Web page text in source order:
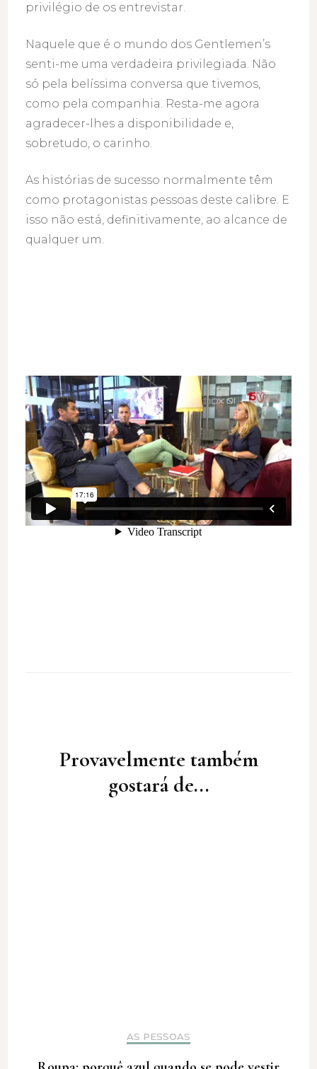
privilégio de os entrevistar.
Naquele que é o mundo dos Gentlemen’s
senti-me uma verdadeira privilegiada. Não
só pela belíssima conversa que tivemos,
como pela companhia. Resta-me agora
agradecer-lhes a disponibilidade e,
sobretudo, o carinho.
As histórias de sucesso normalmente têm
como protagonistas pessoas deste calibre. E
isso não está, definitivamente, ao alcance de
qualquer um.
Provavelmente também
gostará de...
AS PESSOAS